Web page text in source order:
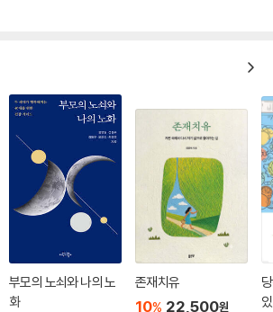
부모의 노쇠와 나의 노
화
존재치유
10% 22,500원